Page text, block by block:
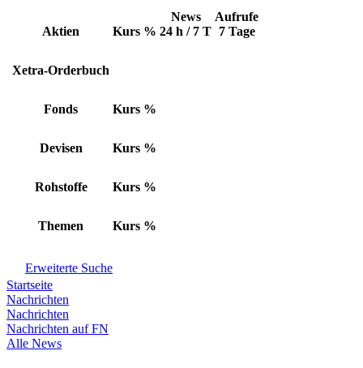
Aktien Kurs %
News
24 h / 7 T
Aufrufe
7 Tage
Xetra-Orderbuch
Fonds Kurs %
Devisen Kurs %
Rohstoffe Kurs %
Themen Kurs %
Erweiterte Suche
Startseite
Nachrichten
Nachrichten
Nachrichten auf FN
Alle News